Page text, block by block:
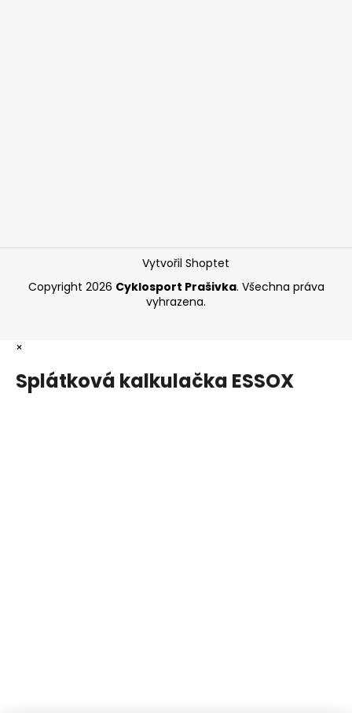
Vytvořil Shoptet
Copyright 2026 Cyklosport Prašivka. Všechna práva
vyhrazena.
×
Splátková kalkulačka ESSOX